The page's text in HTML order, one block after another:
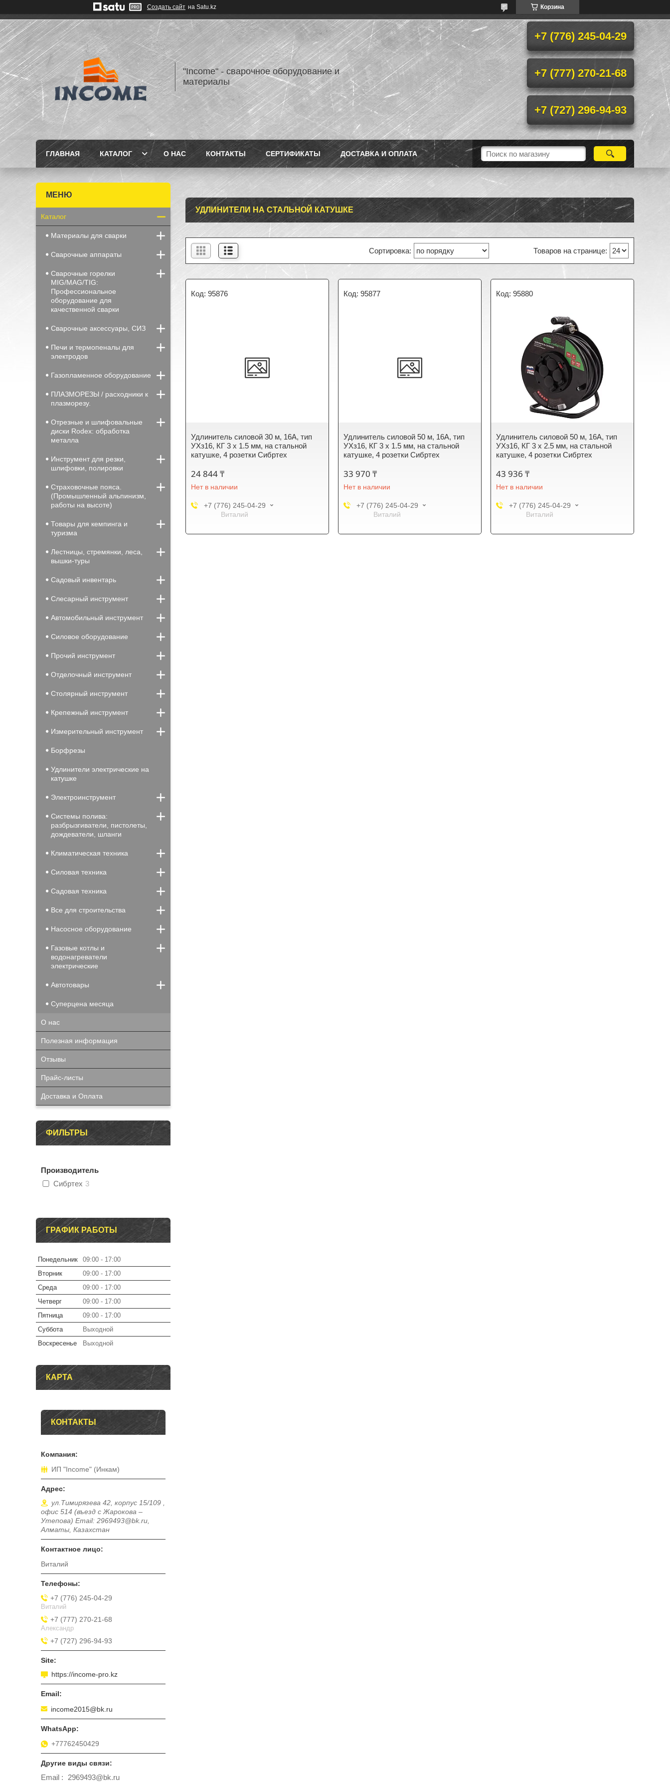
Создать сайт на Satu.kz Корзина
"Income" - сварочное оборудование и
материалы
+7 (776) 245-04-29
+7 (777) 270-21-68
+7 (727) 296-94-93
ГЛАВНАЯ КАТАЛОГ О НАС КОНТАКТЫ СЕРТИФИКАТЫ ДОСТАВКА И ОПЛАТА
УДЛИНИТЕЛИ НА СТАЛЬНОЙ КАТУШКЕ
95876
Удлинитель силовой 30 м, 16А, тип
УХз16, КГ 3 x 1.5 мм, на стальной
катушке, 4 розетки Сибртех
24 844 ₸
Нет в наличии
+7 (776) 245-04-29
Виталий
95877
Удлинитель силовой 50 м, 16А, тип
УХз16, КГ 3 x 1.5 мм, на стальной
катушке, 4 розетки Сибртех
33 970 ₸
Нет в наличии
+7 (776) 245-04-29
Виталий
95880
Удлинитель силовой 50 м, 16А, тип
УХз16, КГ 3 x 2.5 мм, на стальной
катушке, 4 розетки Сибртех
43 936 ₸
Нет в наличии
+7 (776) 245-04-29
Виталий
Каталог
Материалы для сварки
Сварочные аппараты
Сварочные горелки
MIG/MAG/TIG:
Профессиональное
оборудование для
качественной сварки
Сварочные аксессуары, СИЗ
Печи и термопеналы для
электродов
Газопламенное оборудование
ПЛАЗМОРЕЗЫ / расходники к
плазморезу.
Отрезные и шлифовальные
диски Rodex: обработка
металла
Инструмент для резки,
шлифовки, полировки
Страховочные пояса.
(Промышленный альпинизм,
работы на высоте)
Товары для кемпинга и
туризма
Лестницы, стремянки, леса,
вышки-туры
Садовый инвентарь
Слесарный инструмент
Автомобильный инструмент
Силовое оборудование
Прочий инструмент
Отделочный инструмент
Столярный инструмент
Крепежный инструмент
Измерительный инструмент
Борфрезы
Удлинители электрические на
катушке
Электроинструмент
Системы полива:
разбрызгиватели, пистолеты,
дождеватели, шланги
Климатическая техника
Силовая техника
Садовая техника
Все для строительства
Насосное оборудование
Газовые котлы и
водонагреватели
электрические
Автотовары
Суперцена месяца
О нас
Полезная информация
Отзывы
Прайс-листы
Доставка и Оплата
ФИЛЬТРЫ
Производитель
Сибртех 3
ГРАФИК РАБОТЫ
Понедельник 09:00
17:00
Вторник
09:00
17:00
Среда
09:00
17:00
Четверг
09:00
17:00
Пятница
09:00
17:00
Суббота
Выходной
Воскресенье
Выходной
КАРТА
КОНТАКТЫ
ИП "Income" (Инкам)
ул.Тимирязева 42, корпус 15/109 ,
офис 514 (въезд с Жарокова –
Утепова) Email: 2969493@bk.ru,
Алматы, Казахстан
Виталий
+7 (776) 245-04-29
Виталий
+7 (777) 270-21-68
Александр
+7 (727) 296-94-93
https://income-pro.kz
income2015@bk.ru
+77762450429
Email 2969493@bk.ru